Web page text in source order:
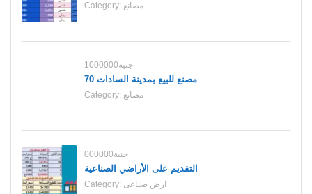
Category: مصانع
1000000جنية
70 مصنع للبيع بمدينة السادات
Category: مصانع
000000جنية
التقديم على الأراضي الصناعية
Category: ارض صناعى